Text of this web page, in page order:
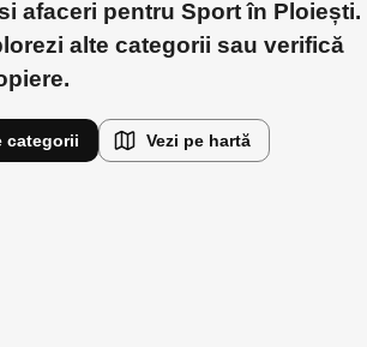
afaceri pentru Sport în Ploiești.
alte categorii sau verifică
categorii Vezi pe hartă